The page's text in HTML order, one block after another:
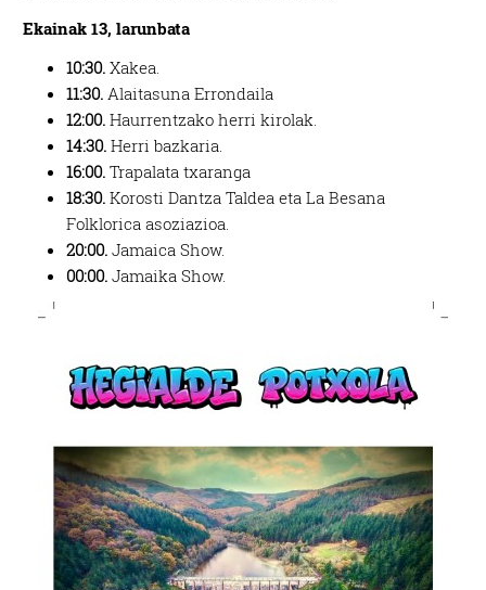
Ekainak 13, larunbata
10:30.Xakea.
11:30.Alaitasuna Errondaila
12:00.Haurrentzako herri kirolak.
14:30.Herri bazkaria.
16:00.Trapalata txaranga
18:30.Korosti Dantza Taldea eta La Besana
Folklorica asoziazioa.
20:00.Jamaica Show.
00:00.Jamaika Show.